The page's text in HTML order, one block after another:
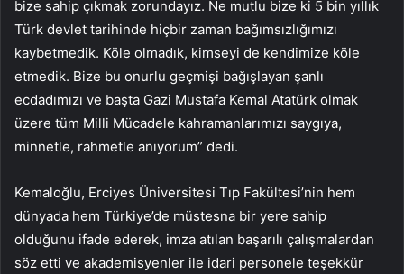
bize sahip çıkmak zorundayız. Ne mutlu bize ki 5 bin yıllık
Türk devlet tarihinde hiçbir zaman bağımsızlığımızı
kaybetmedik. Köle olmadık, kimseyi de kendimize köle
etmedik. Bize bu onurlu geçmişi bağışlayan şanlı
ecdadımızı ve başta Gazi Mustafa Kemal Atatürk olmak
üzere tüm Milli Mücadele kahramanlarımızı saygıya,
minnetle, rahmetle anıyorum” dedi.
Kemaloğlu, Erciyes Üniversitesi Tıp Fakültesi’nin hem
dünyada hem Türkiye’de müstesna bir yere sahip
olduğunu ifade ederek, imza atılan başarılı çalışmalardan
söz etti ve akademisyenler ile idari personele teşekkür